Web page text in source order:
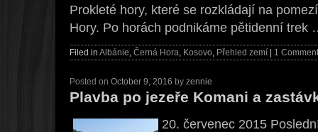
Prokleté hory, které se rozkládají na
Hory. Po horách podnikáme pětidenní
Filed in Albánie, Černá Hora, Kosovo, Přehled zemí 1 Comment
Posted on October 9, 2016 by zennie
Plavba po jezeře Komani a
20. červenec 2015